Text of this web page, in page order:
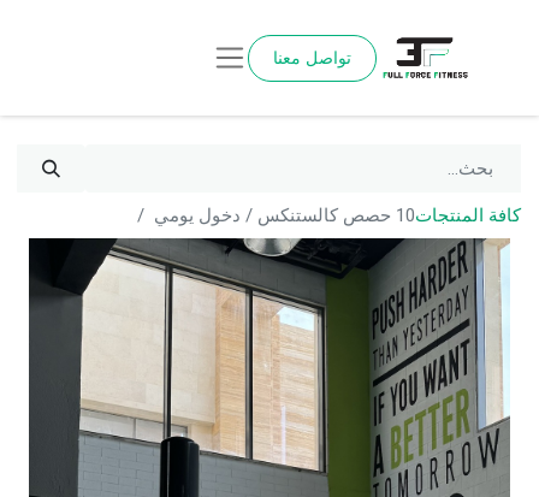
تواصل معنا
كافة المنتجات10 حصص كالستنكس / دخول يومي